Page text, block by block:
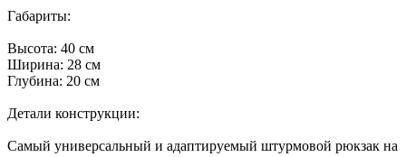
Габариты:
Высота: 40 см
Ширина: 28 см
Глубина: 20 см
Детали конструкции:
Самый универсальный и адаптируемый штурмовой рюкзак на